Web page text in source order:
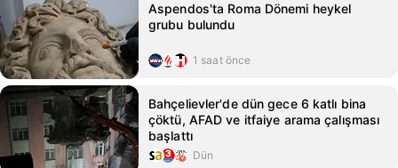
Aspendos'ta Roma Dönemi heykel
grubu bulundu
1 saat önce
Bahçelievler'de dün gece 6 katlı bina
çöktü, AFAD ve itfaiye arama çalışması
başlattı
Dün